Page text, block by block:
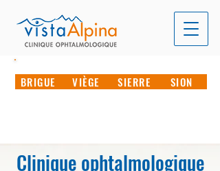
BRIGUE VIÈGE SIERRE SION
Clinique ophtalmologique